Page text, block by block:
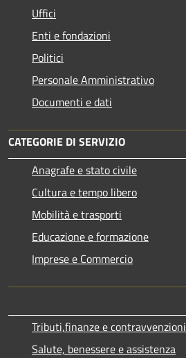
Uffici
Enti e fondazioni
Politici
Personale Amministrativo
Documenti e dati
CATEGORIE DI SERVIZIO
Anagrafe e stato civile
Cultura e tempo libero
Mobilità e trasporti
Educazione e formazione
Imprese e Commercio
Tributi,finanze e contravvenzioni
Salute, benessere e assistenza